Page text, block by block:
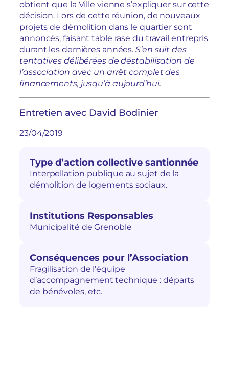
obtient que la Ville vienne s’expliquer sur cette
décision. Lors de cette réunion, de nouveaux
projets de démolition dans le quartier sont
annoncés, faisant table rase du travail entrepris
durant les dernières années.S’en suit des
tentatives délibérées de déstabilisation de
l’association avec un arrêt complet des
financements, jusqu’à aujourd’hui.
Entretien avec David Bodinier
23/04/2019
Type d’action collective santionnée
Interpellation publique au sujet de la
démolition de logements sociaux.
Institutions Responsables
Municipalité de Grenoble
Conséquences pour l’Association
Fragilisation de l’équipe
d’accompagnement technique : départs
de bénévoles, etc.